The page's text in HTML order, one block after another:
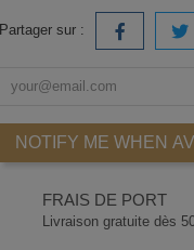
Partager sur :
NOTIFY ME WHEN
FRAIS DE PORT
Livraison gratuite dès